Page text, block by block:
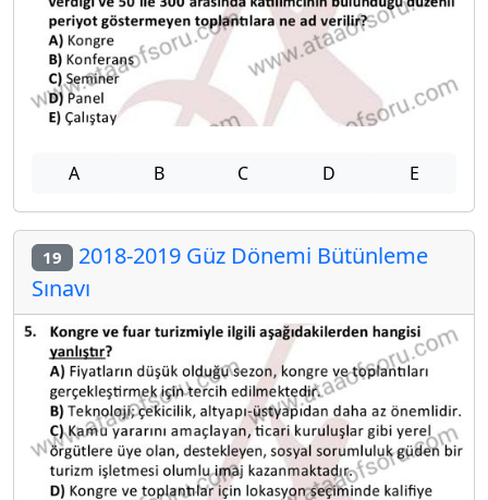
A B C D E
19 2018-2019 Güz Dönemi Bütünleme
Sınavı